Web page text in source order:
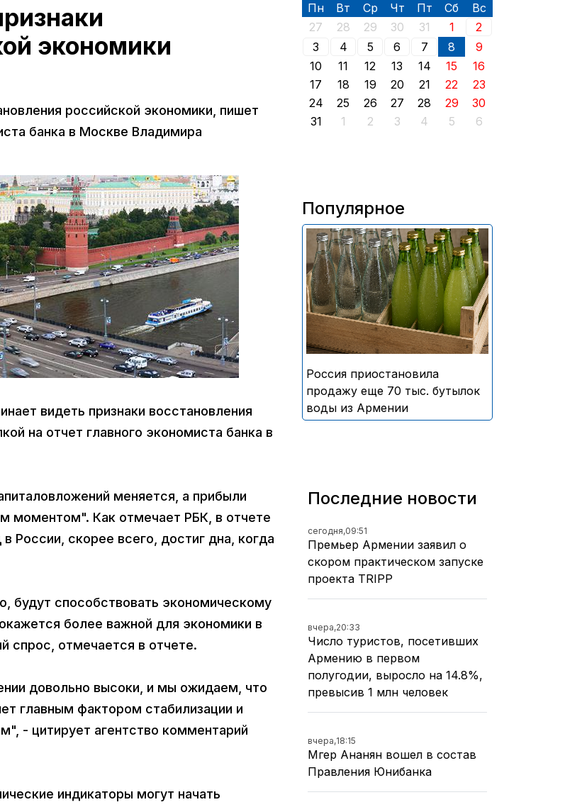
экономики
российской экономики, пишет
банка в Москве Владимира
видеть признаки восстановления
на отчет главного экономиста банка в
меняется, а прибыли
моментом". Как отмечает РБК, в отчете
России, скорее всего, достиг дна, когда
будут способствовать экономическому
более важной для экономики в
спрос, отмечается в отчете.
довольно высоки, и мы ожидаем, что
главным фактором стабилизации и
- цитирует агентство комментарий
индикаторы могут начать
Пн Вт Ср Чт Пт Сб
Вс
27
28 29 30 31 1
2
3
4 5 6 7 8
9
10
11 12 13 14 15
16
17
18 19 20 21 22
23
24
25 26 27 28 29
30
31
1 2 3 4 5 6
Популярное
В России приостановили
продажу более 70 тыс.
бутылок питьевой воды и
безалкогольных напитков
армянского производства
Россия приостановила
продажу еще 70 тыс. бутылок
воды из Армении
Последние новости
сегодня,09:51
Премьер Армении заявил о
скором практическом запуске
проекта TRIPP
вчера,20:33
Число туристов, посетивших
Армению в первом
полугодии, выросло на 14.8%,
превысив 1 млн человек
вчера,18:15
Мгер Ананян вошел в состав
Правления Юнибанка